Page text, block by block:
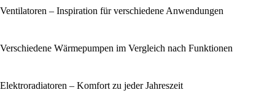
Ventilatoren – Inspiration für verschiedene Anwendungen
Verschiedene Wärmepumpen im Vergleich nach Funktionen
Elektroradiatoren – Komfort zu jeder Jahreszeit